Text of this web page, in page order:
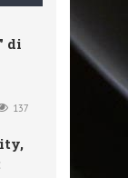
di
137